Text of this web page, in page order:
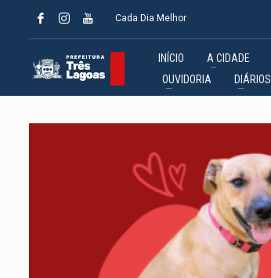
Cada Dia Melhor
INÍCIO A CIDADE
OUVIDORIA
DIÁRIOS